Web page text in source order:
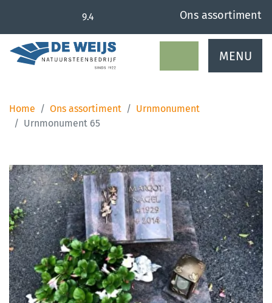
9.4 Ons assortiment
MENU
Home Ons assortiment
Urnmonument
Urnmonument 65